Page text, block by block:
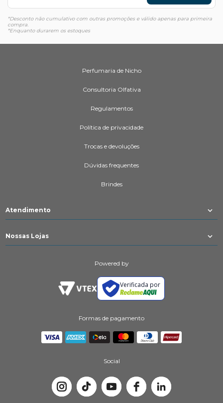
*Desconto não cumulativo com outras promoções e válido apenas para primeira
compra.
*Enquanto durarem os estoques
Perfumaria de Nicho
Consultoria Olfativa
Regulamentos
Política de privacidade
Trocas e devoluções
Dúvidas frequentes
Brindes
Atendimento
Nossas Lojas
Powered by
Verificada por
Formas de pagamento
Social